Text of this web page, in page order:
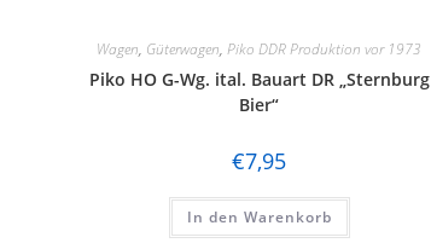
Wagen, Güterwagen, Piko DDR Produktion vor 1973
Piko HO G-Wg. ital. Bauart DR „Sternburg
Bier“
€7,95
In den Warenkorb